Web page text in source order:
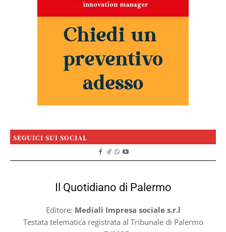
SEGUICI SUI SOCIAL
Il Quotidiano di Palermo
Editore: Mediali Impresa sociale s.r.l
Testata telematica registrata al Tribunale di Palermo